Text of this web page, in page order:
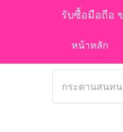
รับซื้อมือถือ
หน้าหลัก
กระดานสนท